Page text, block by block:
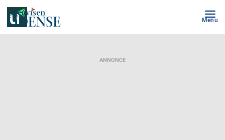
Menu
ANNONCE